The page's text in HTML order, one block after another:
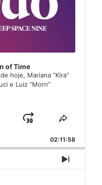
of Time
hoje, Mariana “Kira”
e Luiz “Morn”
Jump
Forward
Share
Episode
02:11:58
Next
Episode